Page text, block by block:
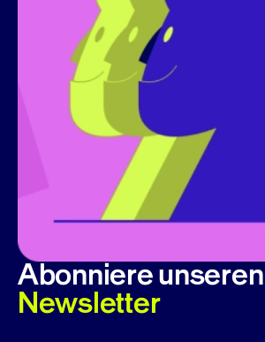
Abonniere unseren
Newsletter